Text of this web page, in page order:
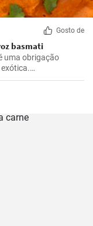
Gosto de
basmati
uma obrigação
e sabores
à mesa - um
apaixonada, já